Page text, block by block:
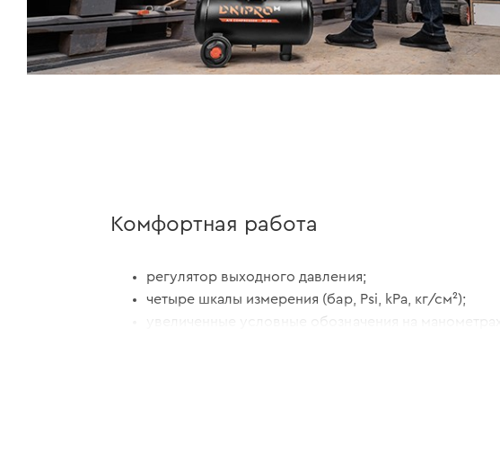
Комфортная работа
регулятор выходного давления;
четыре шкалы измерения (бар, Psi, kPa, кг/см²);
увеличенные условные обозначения на манометрах.